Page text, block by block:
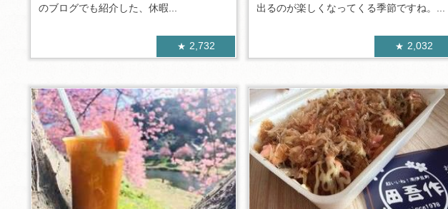
のブログでも紹介した、休暇...
2,732
出るのが楽しくなってくる季節ですね。...
2,032